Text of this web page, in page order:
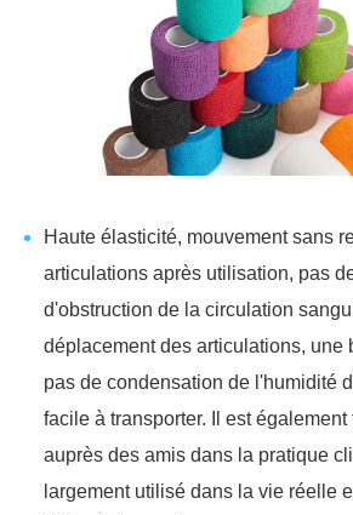
Haute élasticité, mouvement sans
articulations après utilisation, pas
d'obstruction de la circulation
déplacement des articulations, une
pas de condensation de l'humidité
facile à transporter. Il est
auprès des amis dans la pratique
largement utilisé dans la vie réelle